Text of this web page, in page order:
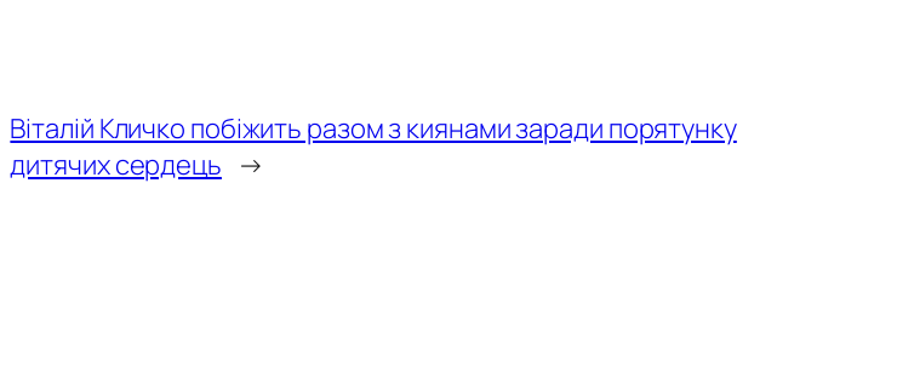
Віталій Кличко побіжить разом з киянами заради порятунку
дитячих сердець →